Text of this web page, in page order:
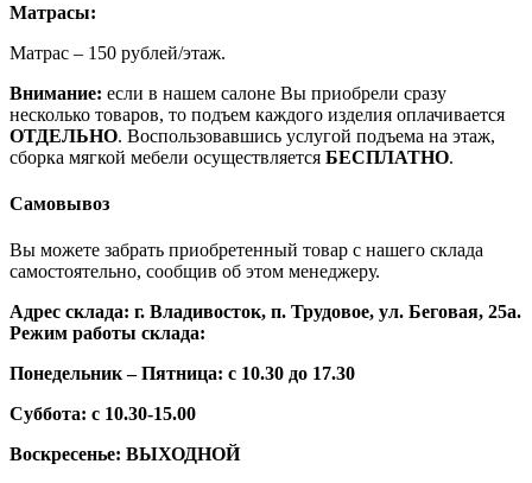
Матрасы:
Матрас – 150 рублей/этаж.
Внимание: если в нашем салоне Вы приобрели сразу
несколько товаров, то подъем каждого изделия оплачивается
ОТДЕЛЬНО. Воспользовавшись услугой подъема на этаж,
сборка мягкой мебели осуществляется БЕСПЛАТНО.
Самовывоз
Вы можете забрать приобретенный товар с нашего склада
самостоятельно, сообщив об этом менеджеру.
Адрес склада: г. Владивосток, п. Трудовое, ул. Беговая, 25а.
Режим работы склада:
Понедельник – Пятница: с 10.30 до 17.30
Суббота: с 10.30-15.00
Воскресенье: ВЫХОДНОЙ